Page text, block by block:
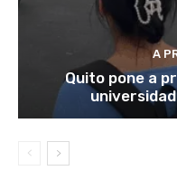
A
Quito pone a